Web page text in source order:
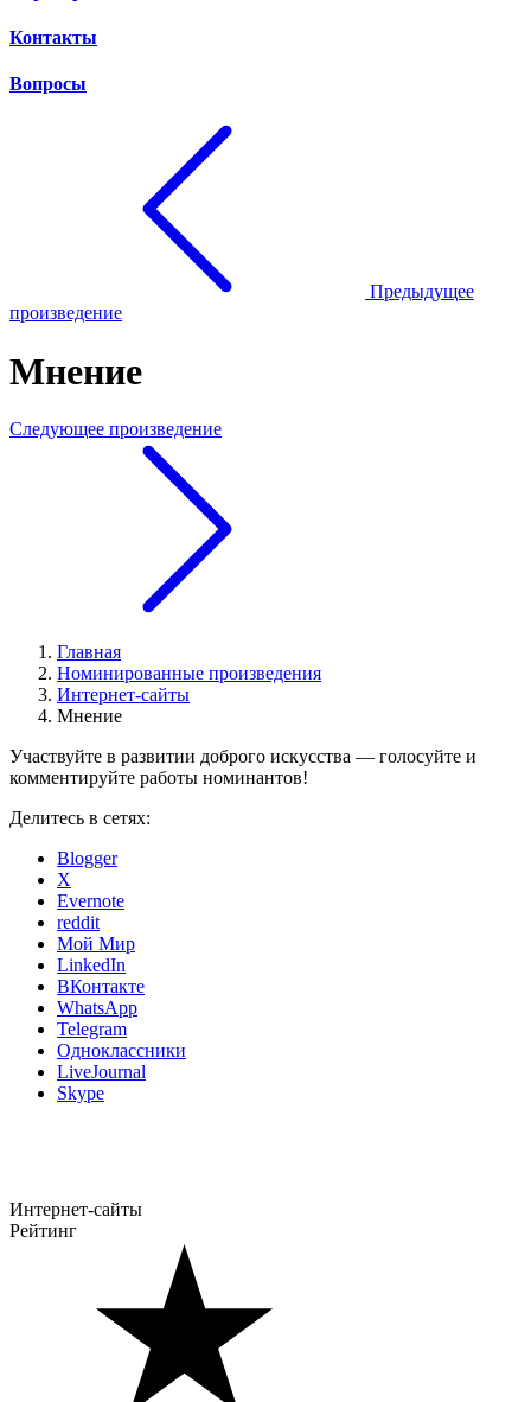
Контакты
Вопросы
Предыдущее
произведение
Мнение
Следующее произведение
Главная
Номинированные произведения
Интернет-сайты
Мнение
Участвуйте в развитии доброго искусства — голосуйте и
комментируйте работы номинантов!
Делитесь в сетях:
Blogger
X
Evernote
reddit
Мой Мир
LinkedIn
ВКонтакте
WhatsApp
Telegram
Одноклассники
LiveJournal
Skype
Интернет-сайты
Рейтинг